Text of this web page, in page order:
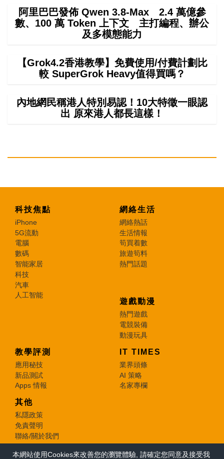
本網站使用Cookies來改善您的瀏覽體驗, 請確定您同意及接受我
阿里巴巴發佈 Qwen 3.8-Max 2.4 萬億參
數、100 萬 Token 上下文 主打編程、辦公
及多模態能力
【Grok4.2香港教學】免費使用/付費計劃比
較 SuperGrok Heavy值得買嗎？
內地網民稱港人特別易認！10大特徵一眼認
出 原來港人都長這樣！
科技焦點
iPhone
5G流動
電腦
數碼
智能家居
科技
汽車
人工智能
網絡生活
網絡熱話
生活情報
筍買着數
旅遊筍料
熱門話題
遊戲動漫
熱門遊戲
電競裝備
動漫玩具
教學評測
應用秘技
新品測試
Apps 情報
IT TIMES
業界頭條
AI 策略
名家專欄
其他
私隱政策
免責聲明
聯絡/關於我們
© 2026 e-zone. All Rights Reserved.